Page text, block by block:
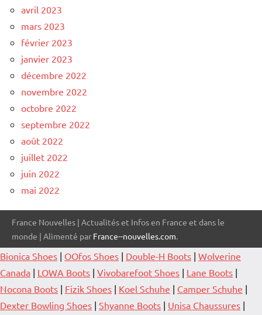
avril 2023
mars 2023
février 2023
janvier 2023
décembre 2022
novembre 2022
octobre 2022
septembre 2022
août 2022
juillet 2022
juin 2022
mai 2022
France Nouvelles | Actualités et Infos en France et dans le
monde | Alimenté par France--nouvelles.com.
Bionica Shoes | OOfos Shoes | Double-H Boots | Wolverine
Canada | LOWA Boots | Vivobarefoot Shoes | Lane Boots |
Nocona Boots | Fizik Shoes | Koel Schuhe | Camper Schuhe |
Dexter Bowling Shoes | Shyanne Boots | Unisa Chaussures |